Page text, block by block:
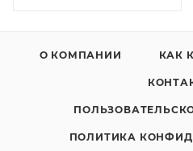
О КОМПАНИИ КАК
ПОЛИТИКА